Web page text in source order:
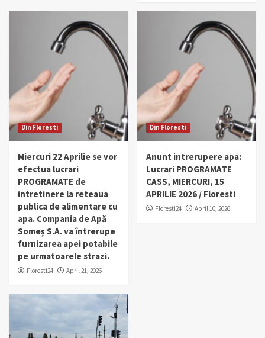
Din Floresti
Miercuri 22 Aprilie se vor
efectua lucrari
PROGRAMATE de
intretinere la reteaua
publica de alimentare cu
apa. Compania de Apă
Someș S.A. va întrerupe
furnizarea apei potabile
pe urmatoarele strazi.
Floresti24 April 21, 2026
Din Floresti
Anunt intrerupere apa:
Lucrari PROGRAMATE
CASS, MIERCURI, 15
APRILIE 2026 / Floresti
Floresti24 April 10, 2026